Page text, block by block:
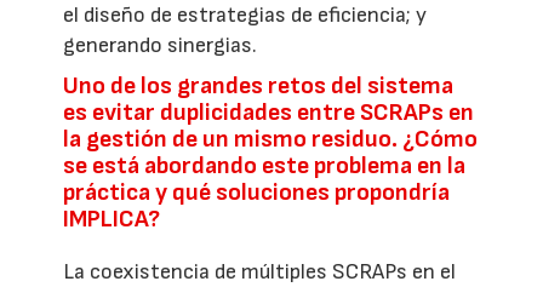
el diseño de estrategias de eficiencia; y
generando sinergias.
Uno de los grandes retos del sistema
es evitar duplicidades entre SCRAPs en
la gestión de un mismo residuo. ¿Cómo
se está abordando este problema en la
práctica y qué soluciones propondría
IMPLICA?
La coexistencia de múltiples SCRAPs en el